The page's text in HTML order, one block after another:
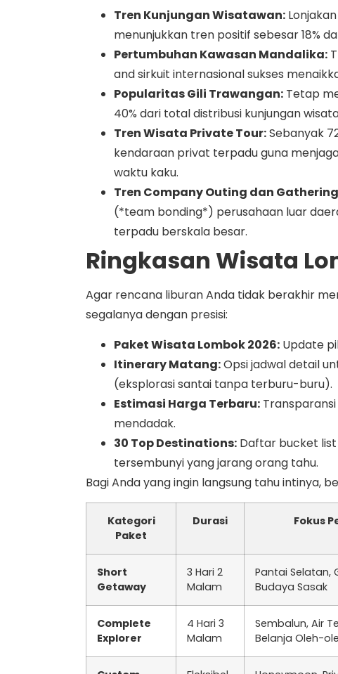
Tren Kunjungan Wisatawan:
menunjukkan tren positif sebesar 18%
Pertumbuhan Kawasan Mandalika:
and sirkuit internasional sukses
Popularitas Gili Trawangan: Tetap
40% dari total distribusi kunjungan
Tren Wisata Private Tour:Sebanyak
kendaraan privat terpadu guna
waktu kaku.
Tren Company Outing dan
(*team bonding*) perusahaan luar
terpadu berskala besar.
Ringkasan Wisata
Agar rencana liburan Anda tidak berakhir
segalanya dengan presisi:
Paket Wisata Lombok 2026: Update
Itinerary Matang:Opsi jadwal detail
(eksplorasi santai tanpa terburu-buru).
Estimasi Harga Terbaru:
mendadak.
30 Top Destinations: Daftar bucket
tersembunyi yang jarang orang tahu.
Bagi Anda yang ingin langsung tahu intinya,
Kategori
Paket
Durasi Fokus
Short
Getaway
3 Hari 2
Malam
Pantai Selatan,
Budaya Sasak
Complete
Explorer
4 Hari 3
Malam
Sembalun, Air
Belanja Oleh-